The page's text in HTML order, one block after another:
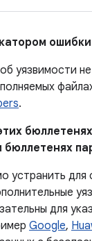
уязвимости
.
устранить
для
Google,